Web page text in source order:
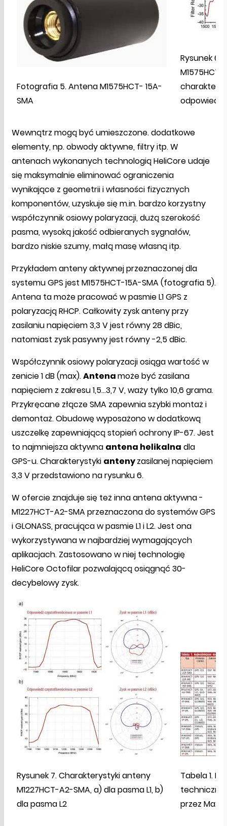
Fotografia 5. Antena M1575HCT- 15A-
SMA
Rysunek 6.
M1575HCT-
odpowiedź
Wewnątrz mogą być umieszczone. dodatkowe
elementy, np. obwody aktywne, filtry itp. W
antenach wykonanych technologią HeliCore udaje
się maksymalnie eliminować ograniczenia
wynikające z geometrii i własności fizycznych
komponentów, uzyskuje się m.in. bardzo korzystny
współczynnik osiowy polaryzacji, dużą szerokość
pasma, wysoką jakość odbieranych sygnałów,
bardzo niskie szumy, małą masę własną itp.
Przykładem anteny aktywnej przeznaczonej dla
systemu GPS jest M1575HCT-15A-SMA (fotografia 5).
Antena ta może pracować w pasmie L1 GPS z
polaryzacją RHCP. Całkowity zysk anteny przy
zasilaniu napięciem 3,3 V jest równy 28 dBic,
natomiast zysk pasywny jest równy -2,5 dBic.
Współczynnik osiowy polaryzacji osiąga wartość w
zenicie 1 dB (max).Antenamoże być zasilana
napięciem z zakresu 1,5...3,7 V, waży tylko 10,6 grama.
Przykręcane złącze SMA zapewnia szybki montaż i
demontaż. Obudowę wyposażono w dodatkową
uszczelkę zapewniającą stopień ochrony IP-67. Jest
to najmniejsza aktywna antena helikalna dla
GPS-u. Charakterystyki antenyzasilanej napięciem
3,3 V przedstawiono na rysunku 6.
W ofercie znajduje się też inna antena aktywna -
M1227HCT-A2-SMA przeznaczona do systemów GPS
i GLONASS, pracująca w pasmie L1 i L2. Jest ona
wykorzystywana w najbardziej wymagających
aplikacjach. Zastosowano w niej technologię
HeliCore Octofilar pozwalającą osiągnąć 30-
decybelowy zysk.
Rysunek 7. Charakterystyki anteny
M1227HCT-A2-SMA, a) dla pasma L1, b)
dla pasma L2
Tabela 1.
przez